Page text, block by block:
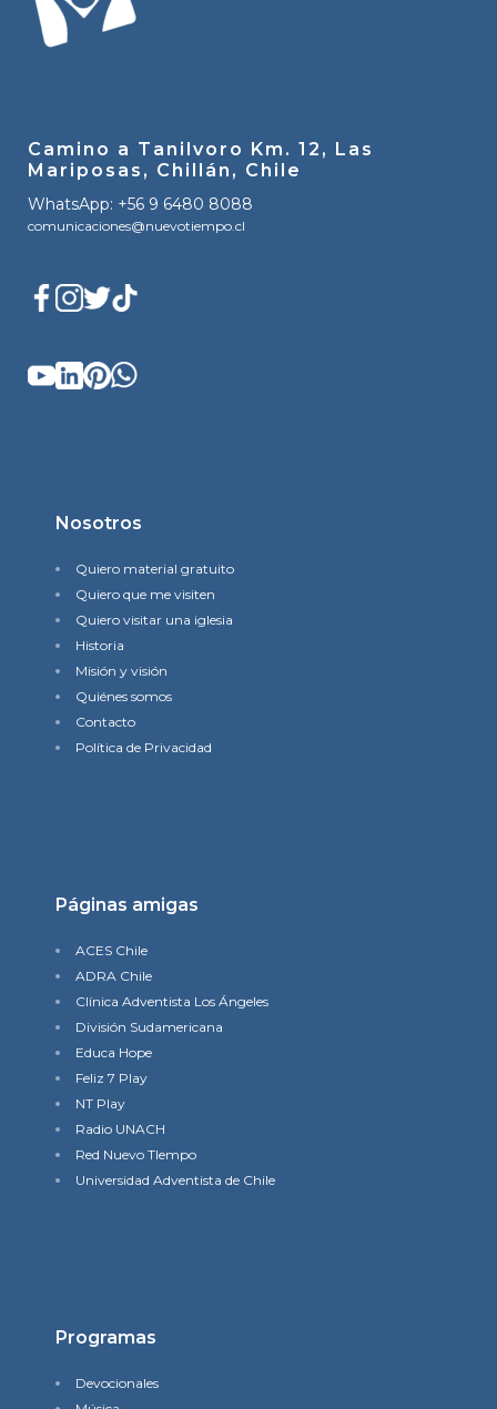
Camino a Tanilvoro Km. 12, Las
Mariposas, Chillán, Chile
WhatsApp: +56 9 6480 8088
comunicaciones@nuevotiempo.cl
Nosotros
Quiero material gratuito
Quiero que me visiten
Quiero visitar una iglesia
Historia
Misión y visión
Quiénes somos
Contacto
Política de Privacidad
Páginas amigas
ACES Chile
ADRA Chile
Clínica Adventista Los Ángeles
División Sudamericana
Educa Hope
Feliz 7 Play
NT Play
Radio UNACH
Red Nuevo TIempo
Universidad Adventista de Chile
Programas
Devocionales